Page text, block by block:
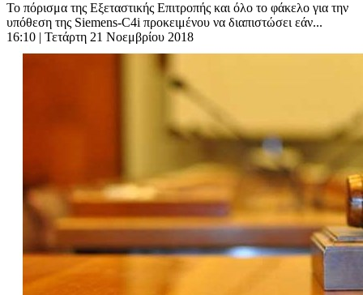
Το πόρισμα της Εξεταστικής Επιτροπής και όλο το φάκελο για την
υπόθεση της Siemens-C4i προκειμένου να διαπιστώσει εάν...
16:10 | Τετάρτη 21 Νοεμβρίου 2018